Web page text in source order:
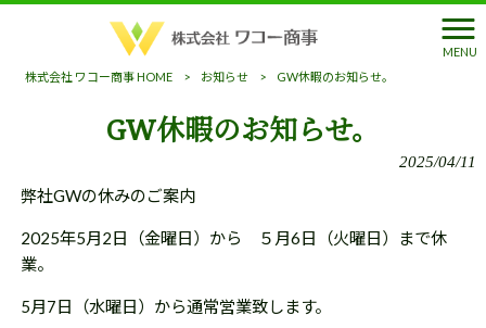
MENU
株式会社 ワコー商事 HOME
> お知らせ > GW休暇のお知らせ。
GW休暇のお知らせ。
2025/04/11
弊社GWの休みのご案内
2025年5月2日（金曜日）から ５月6日（火曜日）まで休
業。
5月7日（水曜日）から通常営業致します。